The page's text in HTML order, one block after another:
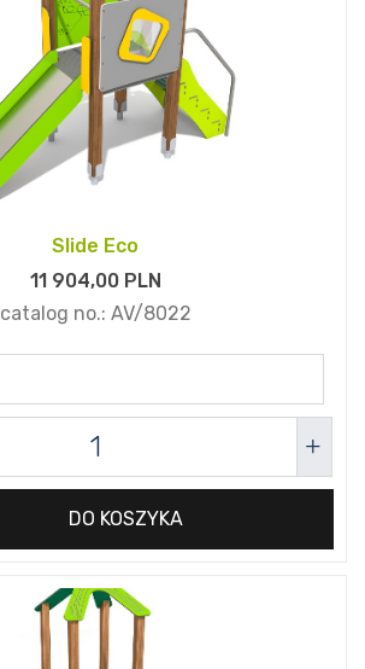
Slide Eco
11 904,00PLN
catalog no.: AV/8022
DO KOSZYKA